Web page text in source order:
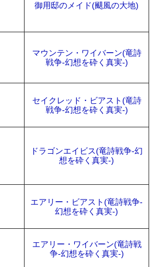
御用邸のメイド(颶風の大地)
マウンテン・ワイバーン(竜詩
戦争-幻想を砕く真実-)
セイクレッド・ビアスト(竜詩
戦争-幻想を砕く真実-)
ドラゴンエイビス(竜詩戦争-幻
想を砕く真実-)
エアリー・ビアスト(竜詩戦争-
幻想を砕く真実-)
エアリー・ワイバーン(竜詩戦
争-幻想を砕く真実-)